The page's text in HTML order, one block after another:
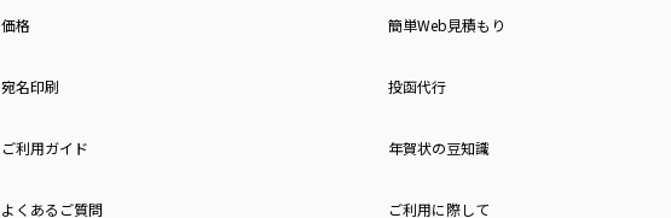
価格 簡単Web見積もり
宛名印刷 投函代行
ご利用ガイド 年賀状の豆知識
よくあるご質問 ご利用に際して